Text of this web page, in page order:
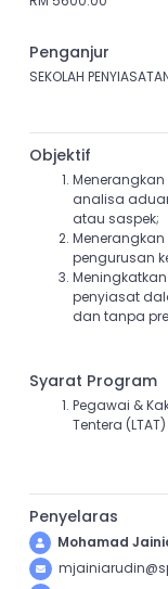
Penganjur
SEKOLAH
Objektif
analisa
atau saspek;
pengurusan
penyiasat
dan tanpa
Syarat Program
Pegawai &
Tentera (LTAT)
Penyelaras
Mohamad